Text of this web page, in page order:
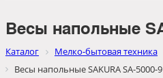
Весы напольные
Каталог Мелко-бытовая техника
Весы напольные SAKURA SA-5000-9